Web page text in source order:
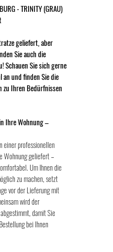
- TRINITY (GRAU)
geliefert, aber
Sie auch die
Schauen Sie sich gerne
an und finden Sie die
zu Ihren Bedürfnissen
Ihre Wohnung –
einer professionellen
Wohnung geliefert –
Um Ihnen die
zu machen, setzt
vor der Lieferung mit
wird der
damit Sie
bei Ihnen